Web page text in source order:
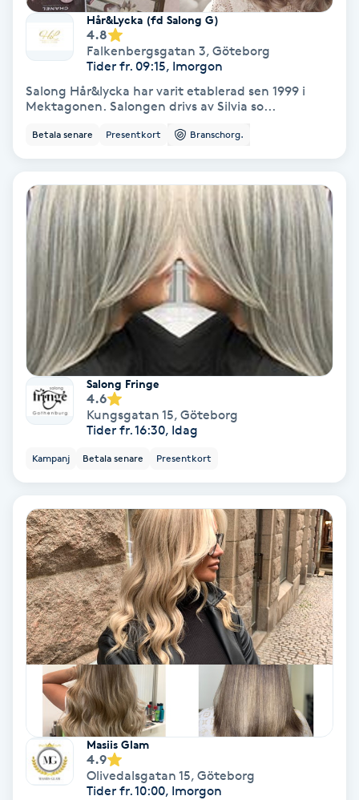
Fransförlängning Volym
Fransk manikyr
Fransrengöring
Frekvensterapi
Friskvård
Friskvårdsmassage
Funktionsanalys
Färgning
Föning
Gelenaglar
Gellack
Gellack med förstärkning
Gravidmassage
Gravidyoga
Gruppträning
Hår&Lycka (fd Salong G)
4.8
Falkenbergsgatan 3, Göteborg
Tider fr. 09:15, Imorgon
Salong Hår&lycka har varit etablerad sen 1999 i
Mektagonen. Salongen drivs av Silvia so...
Betala senare Presentkort Branschorg.
Salong Fringe
4.6
Kungsgatan 15, Göteborg
Tider fr. 16:30, Idag
Kampanj Betala senare Presentkort
Masiis Glam
4.9
Olivedalsgatan 15, Göteborg
Tider fr. 10:00, Imorgon